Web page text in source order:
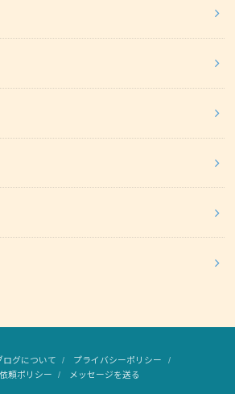
ログについて
プライバシーポリシー
頼ポリシー
メッセージを送る